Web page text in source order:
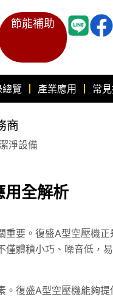
節能補助
總覽 產業應用 常
商
淨設備
用全解析
要。復盛A型空壓機正
體積小巧、噪音低，
。復盛A型空壓機能夠